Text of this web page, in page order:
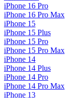
iPhone 16 Pro
iPhone 16 Pro Max
iPhone 15
iPhone 15 Plus
iPhone 15 Pro
iPhone 15 Pro Max
iPhone 14
iPhone 14 Plus
iPhone 14 Pro
iPhone 14 Pro Max
iPhone 13